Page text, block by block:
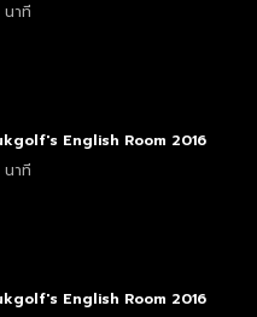
าที
English Room 2016
าที
English Room 2016